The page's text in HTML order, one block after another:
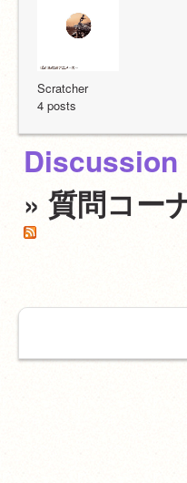
Scratcher
4 posts
Discussion
» 質問コー